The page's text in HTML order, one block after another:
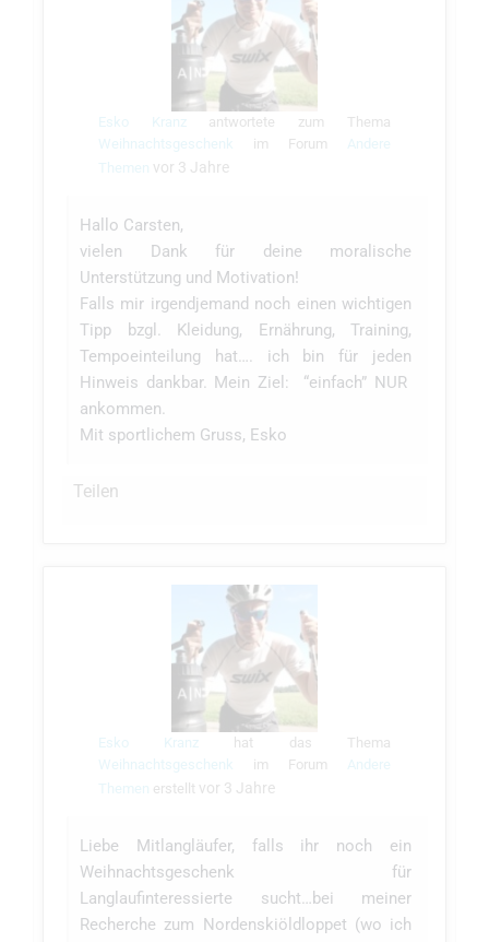
Esko Kranzantwortete zum Thema
Weihnachtsgeschenk
im Forum Andere
Themen vor 3 Jahre
Hallo Carsten,
vielen Dank für deine moralische
Unterstützung und Motivation!
Falls mir irgendjemand noch einen wichtigen
Tipp bzgl. Kleidung, Ernährung, Training,
Tempoeinteilung hat…. ich bin für jeden
Hinweis dankbar. Mein Ziel: “einfach” NUR
ankommen.
Mit sportlichem Gruss, Esko
Teilen
Esko Kranz hat das Thema
Weihnachtsgeschenk
im Forum Andere
Themen erstellt vor 3 Jahre
Liebe Mitlangläufer, falls ihr noch ein
Weihnachtsgeschenk für
Langlaufinteressierte sucht…bei meiner
Recherche zum Nordenskiöldloppet (wo ich